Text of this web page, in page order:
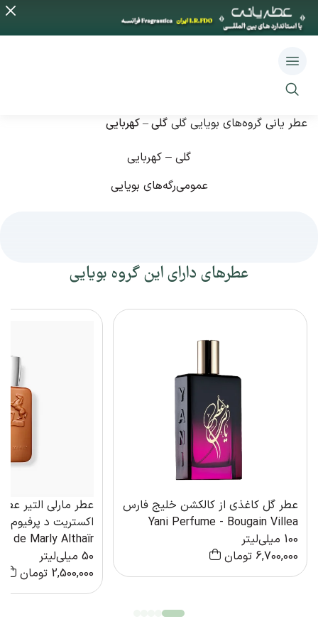
عطر یانی گروه‌های بویایی گلی گلی – کهربایی
گلی – کهربایی
عمومیرگه‌های بویایی
عطرهای دارای این گروه بویایی
عطر گل کاغذی از کالکشن خلیج فارس
Yani Perfume - Bougain Villea
100 میلی‌لیتر
6,700,000 تومان
عطر مارلی التیر
اکستریت د پرفیوم ۵۰ میل
de Marly Althaïr
50 میلی‌لیتر
2,500,000 تومان